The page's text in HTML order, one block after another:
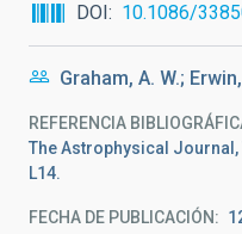
DOI
10.1086/
Graham, A. W.;
REFERENCIA
The Astrophysical Journal,
L14.
FECHA DE PUBLICACIÓN: